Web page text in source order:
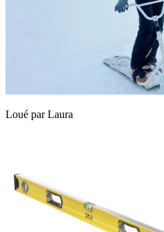
Loué parLaura